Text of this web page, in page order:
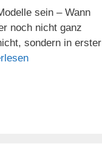
sein – Wann
noch nicht ganz
sondern in erster